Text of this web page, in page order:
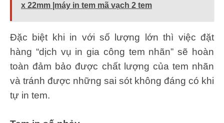
x 22mm |máy in tem mã vạch 2 tem
Đặc biệt khi in với số lượng lớn thì việc đặt
hàng “dịch vụ in gia công tem nhãn” sẽ hoàn
toàn đảm bảo được chất lượng của tem nhãn
và tránh được những sai sót không đáng có khi
tự in tem.